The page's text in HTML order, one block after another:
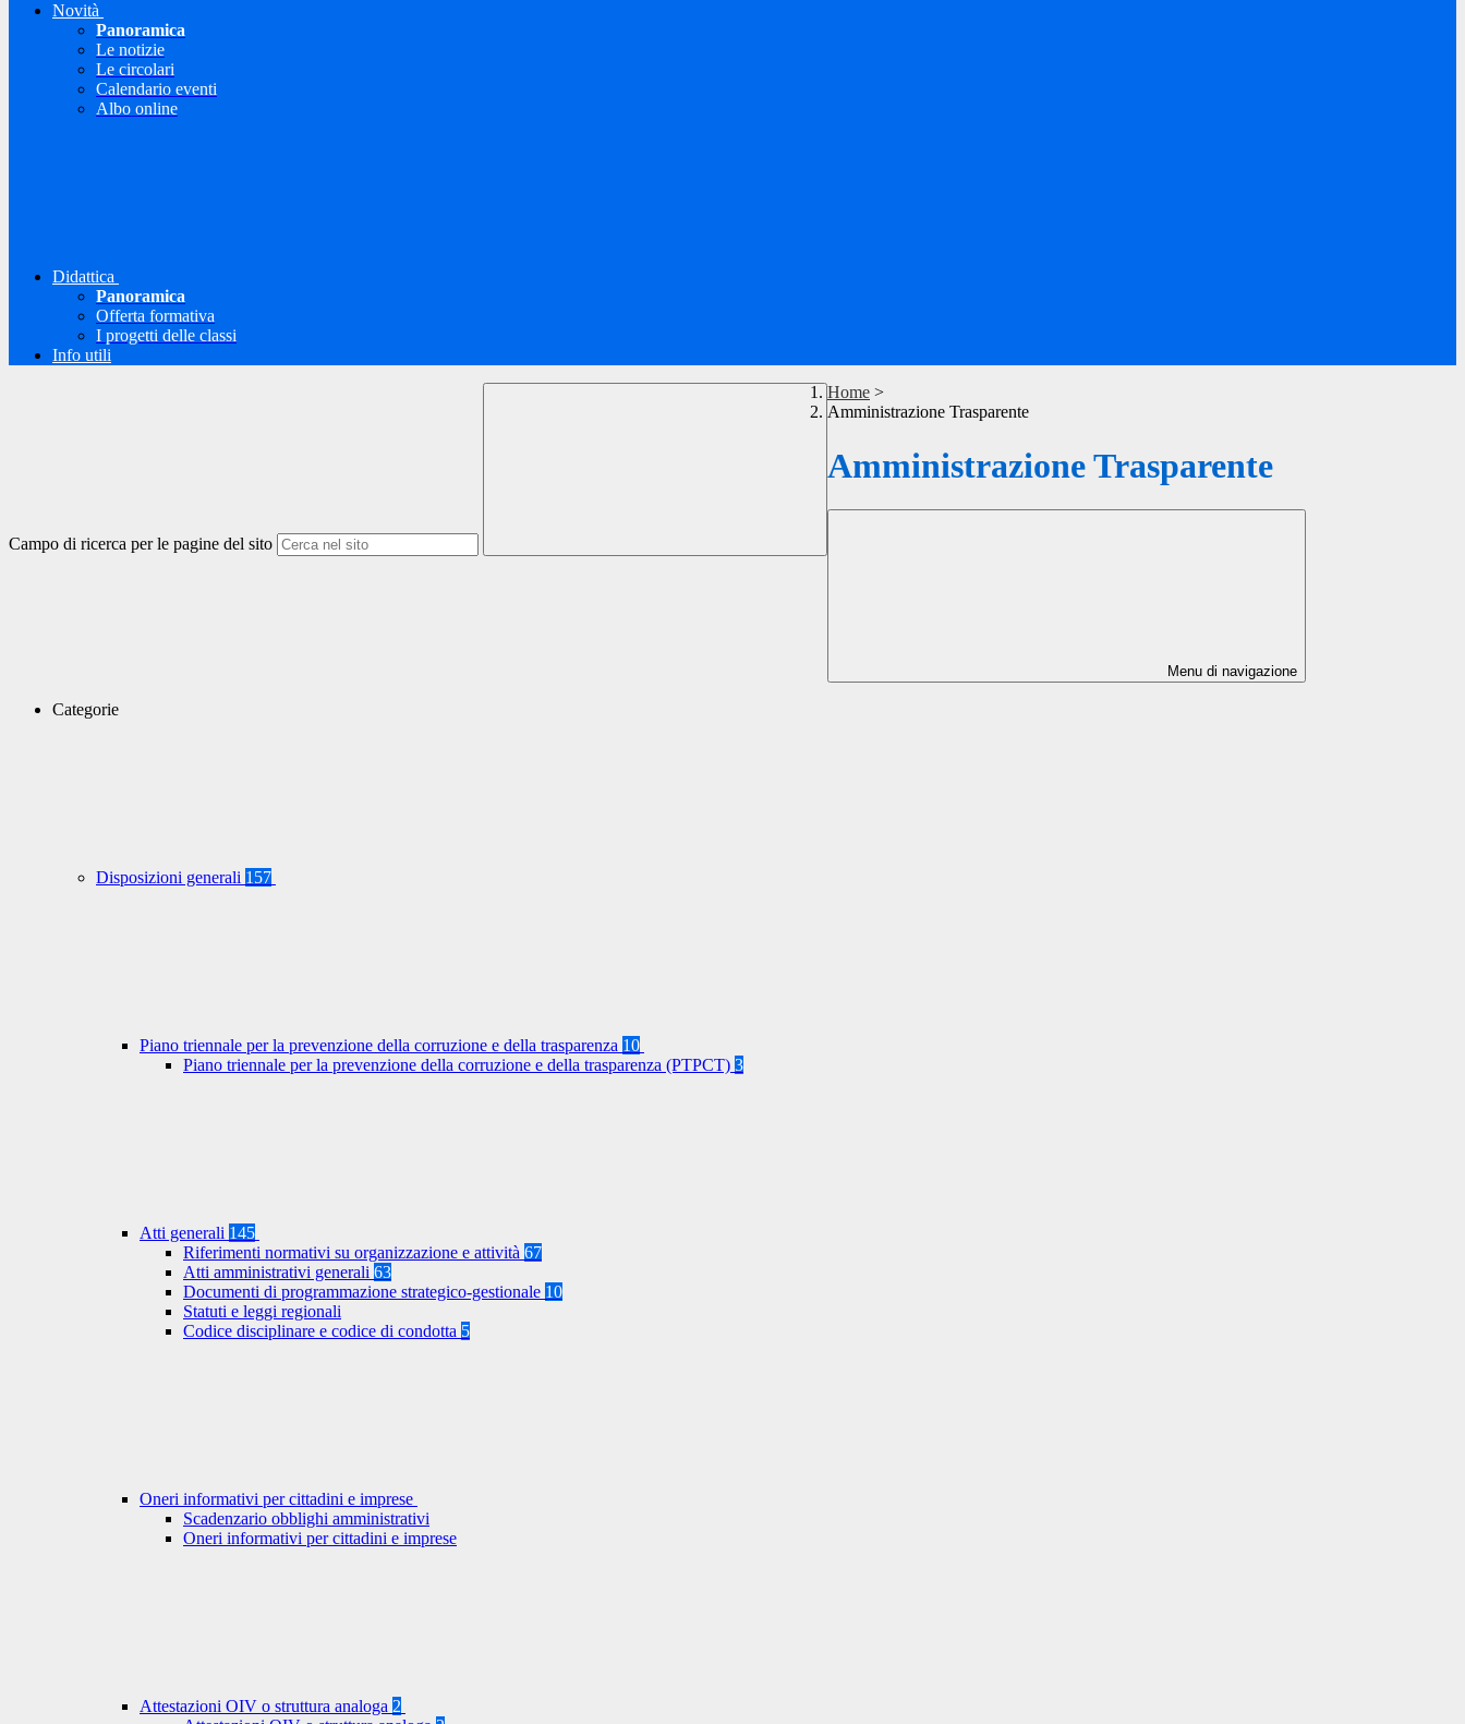
Novità
Panoramica
Le notizie
Le circolari
Calendario eventi
Albo online
Didattica
Panoramica
Offerta formativa
I progetti delle classi
Info utili
Campo di ricerca per le pagine del sito
Home >
Amministrazione Trasparente
Amministrazione Trasparente
Menu di navigazione
Categorie
Disposizioni generali 157
Piano triennale per la prevenzione della corruzione e della trasparenza 10
Piano triennale per la prevenzione della corruzione e della trasparenza (PTPCT) 3
Atti generali 145
Riferimenti normativi su organizzazione e attività 67
Atti amministrativi generali 63
Documenti di programmazione strategico-gestionale 10
Statuti e leggi regionali
Codice disciplinare e codice di condotta 5
Oneri informativi per cittadini e imprese
Scadenzario obblighi amministrativi
Oneri informativi per cittadini e imprese
Attestazioni OIV o struttura analoga 2